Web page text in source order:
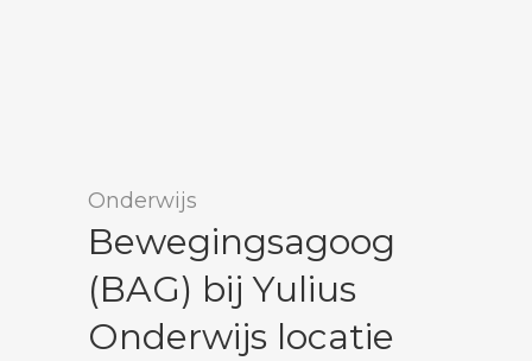
Onderwijs
Bewegingsagoog
(BAG) bij Yulius
Onderwijs locatie